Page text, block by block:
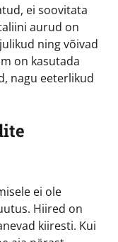
ei soovitata
aurud on
ning võivad
on kasutada
nagu eeterlikud
ei ole
Hiired on
kiiresti. Kui